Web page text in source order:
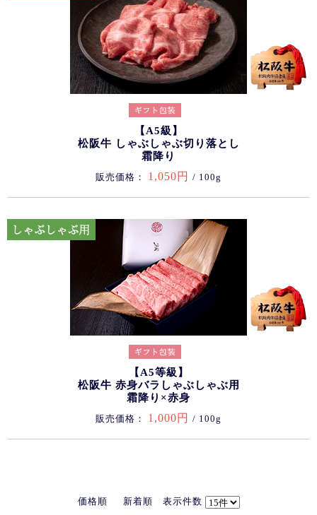
【A5級】
松阪牛 しゃぶしゃぶ切り落とし
霜降り
販売価格： 1,050円 / 100g
【A5等級】
松阪牛 赤身バラしゃぶしゃぶ用
霜降り×赤身
販売価格： 1,000円 / 100g
価格順 新着順 表示件数